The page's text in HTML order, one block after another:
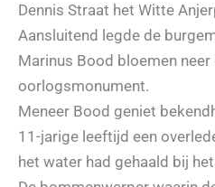
Dennis Straat het Witte
Aansluitend legde de
Marinus Bood bloemen neer
oorlogsmonument.
Meneer Bood geniet
11-jarige leeftijd een
het water had gehaald bij